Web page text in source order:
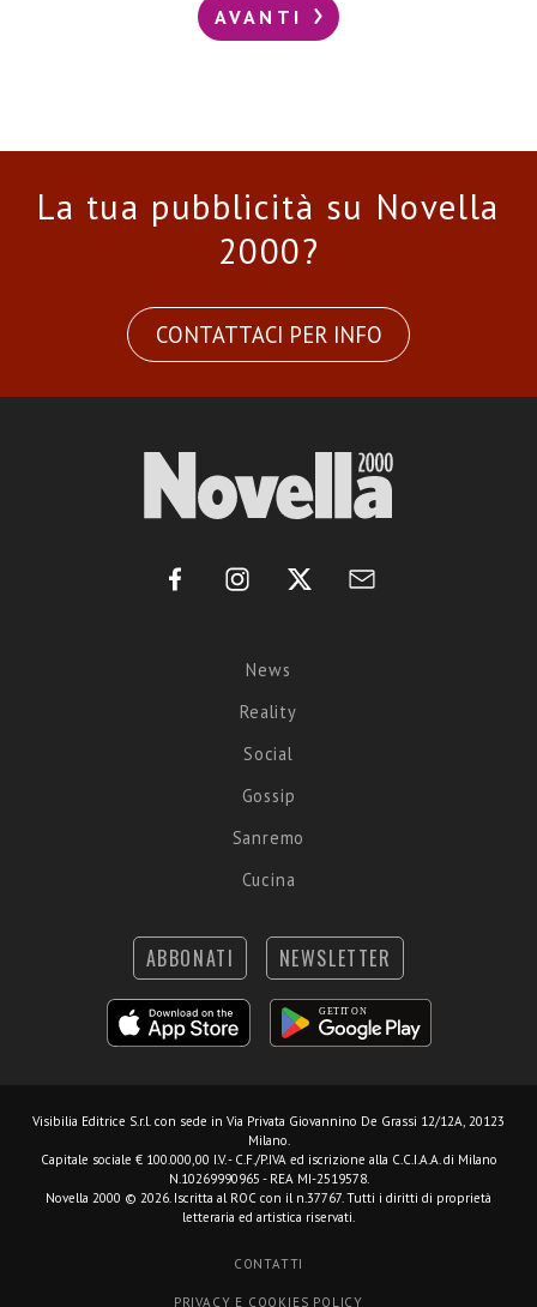
AVANTI
La tua pubblicità su Novella
2000?
CONTATTACI PER INFO
News
Reality
Social
Gossip
Sanremo
Cucina
ABBONATI NEWSLETTER
Visibilia Editrice S.r.l. con sede in Via Privata Giovannino De Grassi 12/12A, 20123
Milano.
Capitale sociale € 100.000,00 I.V. - C.F./P.IVA ed iscrizione alla C.C.I.A.A. di Milano
N.10269990965 - REA MI-2519578.
Novella 2000 © 2026. Iscritta al ROC con il n.37767. Tutti i diritti di proprietà
letteraria ed artistica riservati.
CONTATTI
PRIVACY E COOKIES POLICY